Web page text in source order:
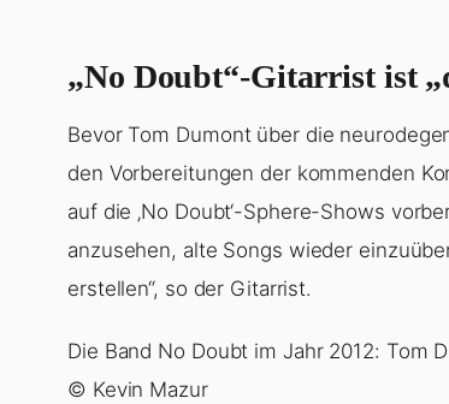
„No Doubt“-Gitarrist ist
Bevor Tom Dumont über die
den Vorbereitungen der kommenden
auf die ‚No Doubt‘-Sphere-Shows
anzusehen, alte Songs wieder
erstellen“, so der Gitarrist.
Die Band No Doubt im Jahr 2012: Tom
© Kevin Mazur